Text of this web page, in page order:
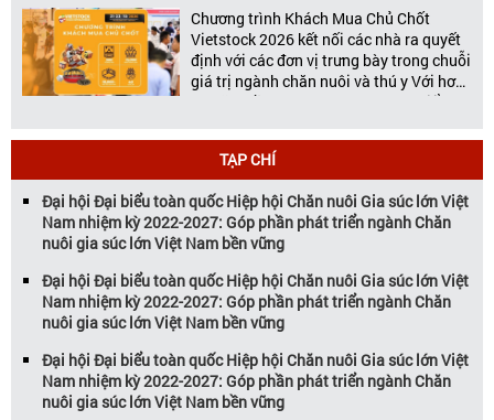
Chương trình Khách Mua Chủ Chốt
Vietstock 2026 kết nối các nhà ra quyết
định với các đơn vị trưng bày trong chuỗi
giá trị ngành chăn nuôi và thú y Với hơn
20 năm đồng hành cùng sự phát triển
Vietstock đã khẳng định vị thế là triển […]
TẠP CHÍ
Đại hội Đại biểu toàn quốc Hiệp hội Chăn nuôi Gia súc lớn Việt
Nam nhiệm kỳ 2022-2027: Góp phần phát triển ngành Chăn
nuôi gia súc lớn Việt Nam bền vững
Đại hội Đại biểu toàn quốc Hiệp hội Chăn nuôi Gia súc lớn Việt
Nam nhiệm kỳ 2022-2027: Góp phần phát triển ngành Chăn
nuôi gia súc lớn Việt Nam bền vững
Đại hội Đại biểu toàn quốc Hiệp hội Chăn nuôi Gia súc lớn Việt
Nam nhiệm kỳ 2022-2027: Góp phần phát triển ngành Chăn
nuôi gia súc lớn Việt Nam bền vững